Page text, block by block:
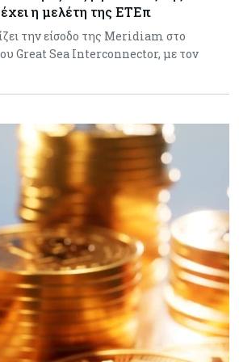
η μελέτη της ΕΤΕπ
την είσοδο της Meridiam στο
Great Sea Interconnector, με τον